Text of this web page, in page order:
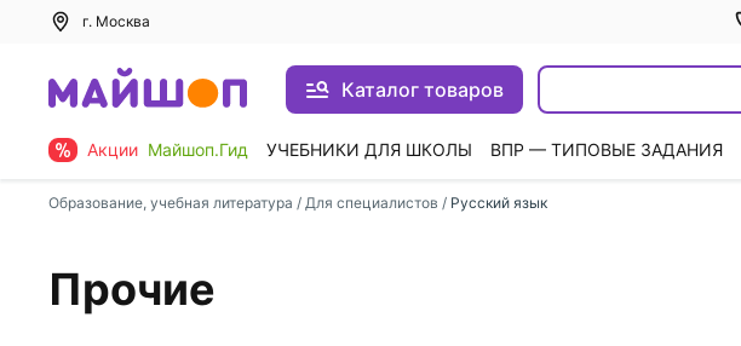
г. Москва
Каталог товаров
Акции Майшоп.Гид УЧЕБНИКИ ДЛЯ ШКОЛЫ ВПР — ТИПОВЫЕ ЗАДАНИЯ
Образование, учебная литература / Для специалистов / Русский язык
Прочие